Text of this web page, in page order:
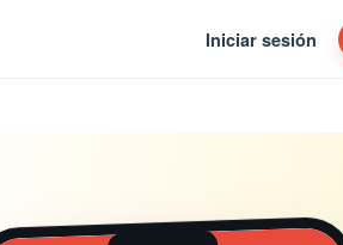
Iniciar sesión